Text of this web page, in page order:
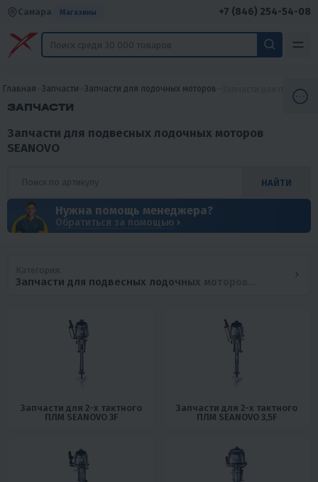
Самара Магазины +7 (846) 254-54-08
Главная Запчасти Запчасти для лодочных моторов Запчасти для
ЗАПЧАСТИ
Запчасти для подвесных лодочных моторов
SEANOVO
НАЙТИ
Нужна помощь менеджера?
Обратиться за помощью
Категория:
Запчасти для подвесных лодочных моторов
Запчасти для 2-х тактного
ПЛМ SEANOVO 3F
Запчасти для 2-х тактного
ПЛМ SEANOVO 3,5F